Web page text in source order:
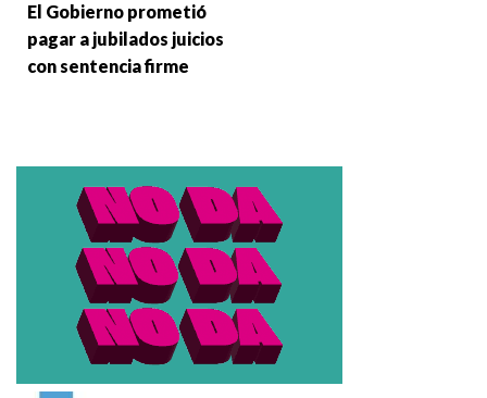
El Gobierno prometió
pagar a jubilados juicios
con sentencia firme